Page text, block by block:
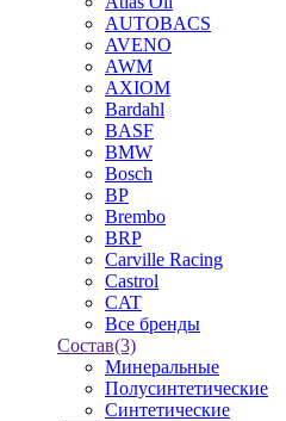
AUTOBACS
AVENO
AWM
AXIOM
Bardahl
BASF
BMW
Bosch
BP
Brembo
BRP
Carville Racing
Castrol
CAT
Все бренды
Состав(3)
Минеральные
Полусинтетические
Синтетические